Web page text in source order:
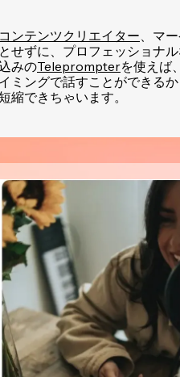
コンテンツクリエイター 、マ
せずに、プロフェッショナ
みのTeleprompterを使えば
ミングで話すことができる
縮できちゃいます。